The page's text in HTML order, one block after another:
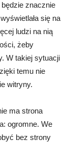
znacznie
się na
ludzi na nią
żeby
W takiej sytuacji
temu nie
witryny.
ma strona
ogromne. We
bez strony